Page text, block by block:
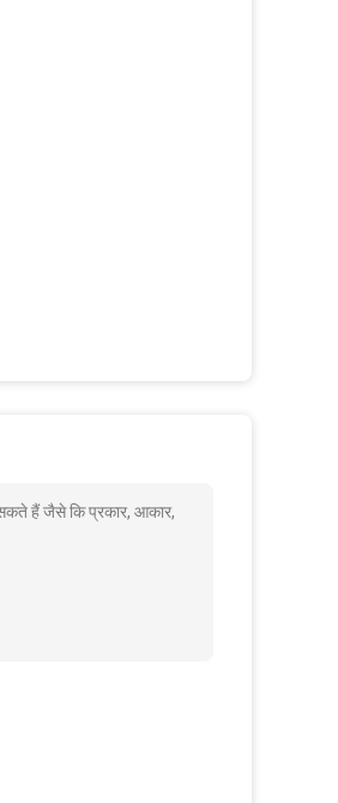
हैं जैसे कि प्रकार, आकार,